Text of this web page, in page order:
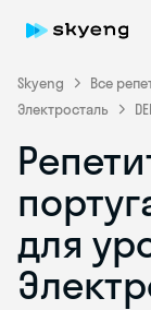
Skyeng Все
Электросталь
дляSkyeng
online